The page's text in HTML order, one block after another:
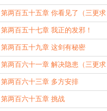
第两百五十五章 你看见了（三更求
月票，么么哒！）
第两百五十七章 我正的发邪！
第两百五十九章 这剑有秘密
第两百六十一章 解决隐患（三更求
月票！）
第两百六十三章 多方安排
第两百六十五章 挑战